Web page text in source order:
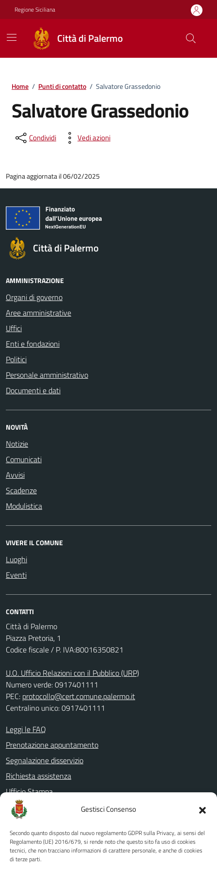
Gestisci Consenso
Secondo quanto disposto dal nuovo regolamento GDPR sulla Privacy, ai sensi del
Regolamento (UE) 2016/679, si rende noto che questo sito fa uso di cookies
tecnici, che non tracciano informazioni di carattere personale, e anche di cookies
di terze parti.
Vai ai contenuti
Vai al footer
Regione Siciliana
Città di Palermo
Home / Punti di contatto / Salvatore Grassedonio
Salvatore Grassedonio
Condividi Vedi azioni
Pagina aggiornata il 06/02/2025
Città di Palermo
AMMINISTRAZIONE
Organi di governo
Aree amministrative
Uffici
Enti e fondazioni
Politici
Personale amministrativo
Documenti e dati
NOVITÀ
Notizie
Comunicati
Avvisi
Scadenze
Modulistica
VIVERE IL COMUNE
Luoghi
Eventi
CONTATTI
Città di Palermo
Piazza Pretoria, 1
Codice fiscale / P. IVA:80016350821
U.O. Ufficio Relazioni con il Pubblico (URP)
Numero verde: 0917401111
PEC: protocollo@cert.comune.palermo.it
Centralino unico: 0917401111
Leggi le FAQ
Prenotazione appuntamento
Segnalazione disservizio
Richiesta assistenza
Ufficio Stampa
Amministrazione Trasparente
Albo pretorio
Informativa privacy
Note legali